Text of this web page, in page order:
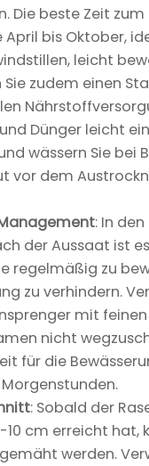
Die beste Zeit zum
bis Oktober,
leicht
Sie zudem einen
Dünger leicht
wässern Sie bei
vor dem
: In
der Aussaat ist
regelmäßig zu
zu verhindern.
mit feinen
nicht
für die
: Sobald der
cm erreicht hat,
werden.